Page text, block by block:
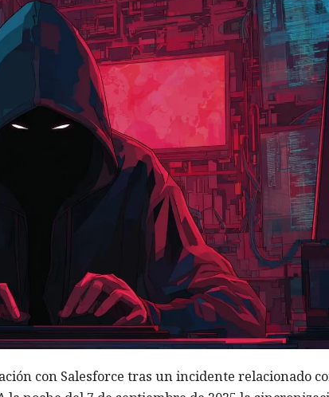
con Salesforce tras un incidente relacionado